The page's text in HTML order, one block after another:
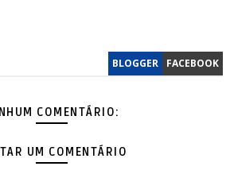
BLOGGER FACEBOOK
COMENTÁRIO:
UM COMENTÁRIO